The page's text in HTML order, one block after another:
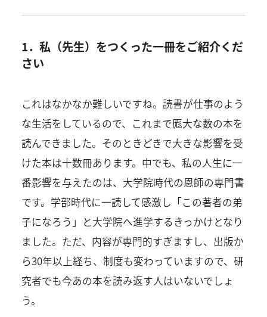
1．私（先生）をつくった一冊をご紹介くだ
さい
これはなかなか難しいですね。読書が仕事のよう
な生活をしているので、これまで厖大な数の本を
読んできました。そのときどきで大きな影響を受
けた本は十数冊あります。中でも、私の人生に一
番影響を与えたのは、大学院時代の恩師の専門書
です。学部時代に一読して感激し「この著者の弟
子になろう」と大学院へ進学するきっかけとなり
ました。ただ、内容が専門的すぎますし、出版か
ら30年以上経ち、制度も変わっていますので、研
究者でも今あの本を読み返す人はいないでしょ
う。